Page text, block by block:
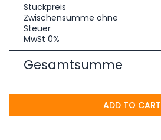
Stückpreis
Zwischensumme ohne
Steuer
MwSt 0%
Gesamtsumme
ADD TO CART